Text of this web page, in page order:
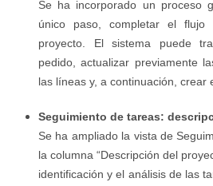
Se ha incorporado un proceso
único paso, completar el flujo
proyecto. El sistema puede
pedido, actualizar previamente
las líneas y, a continuación, crear
Seguimiento de tareas:
Se ha ampliado la vista de
la columna “Descripción del
identificación y el análisis de las